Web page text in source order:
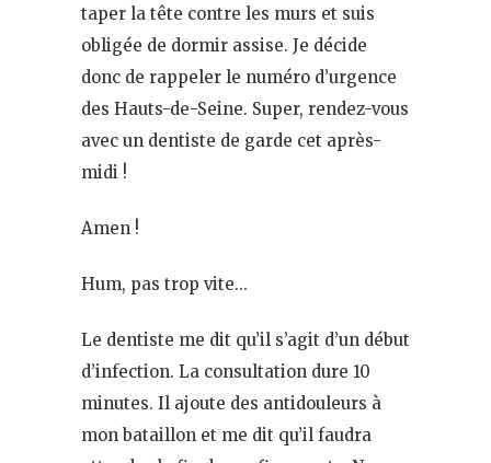
taper la tête contre les murs et suis
obligée de dormir assise. Je décide
donc de rappeler le numéro d’urgence
des Hauts-de-Seine. Super, rendez-vous
avec un dentiste de garde cet après-
midi !
Amen !
Hum, pas trop vite…
Le dentiste me dit qu’il s’agit d’un début
d’infection. La consultation dure 10
minutes. Il ajoute des antidouleurs à
mon bataillon et me dit qu’il faudra